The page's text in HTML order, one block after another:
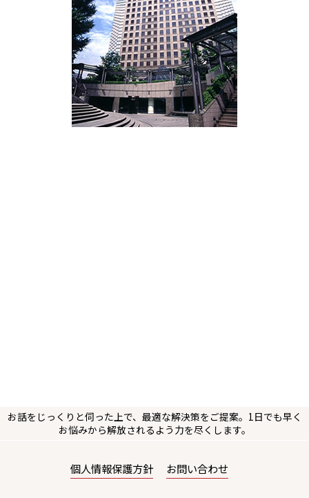
お話をじっくりと伺った上で、最適な解決策をご提案。1日でも早く
お悩みから解放されるよう力を尽くします。
個人情報保護方針 お問い合わせ